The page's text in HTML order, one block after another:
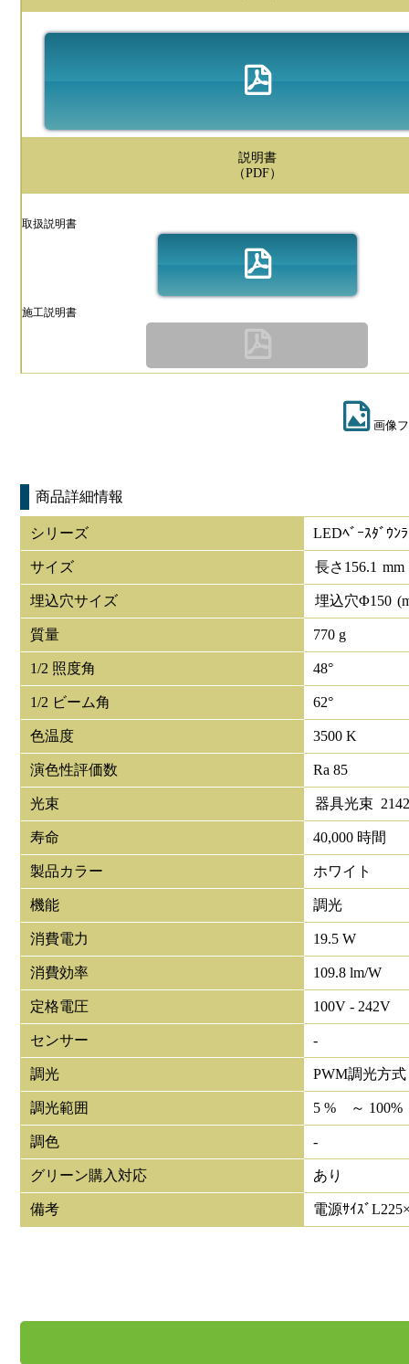
説明書
（PDF）
取扱説明書
施工説明書
画像
商品詳細情報
シリーズ LEDﾍﾞｰｽﾀﾞｳﾝ
サイズ 長さ 156.1 mm
埋込穴サイズ 埋込穴Φ150
質量 770 g
1/2 照度角 48°
1/2 ビーム角 62°
色温度 3500 K
演色性評価数 Ra 85
光束 器具光束
寿命 40,000 時間
製品カラー ホワイト
機能 調光
消費電力 19.5 W
消費効率 109.8 lm/W
定格電圧 100V - 242V
センサー -
調光 PWM調光方式
調光範囲 5 % ～ 100%
調色 -
グリーン購入対応 あり
備考 電源ｻｲｽﾞ